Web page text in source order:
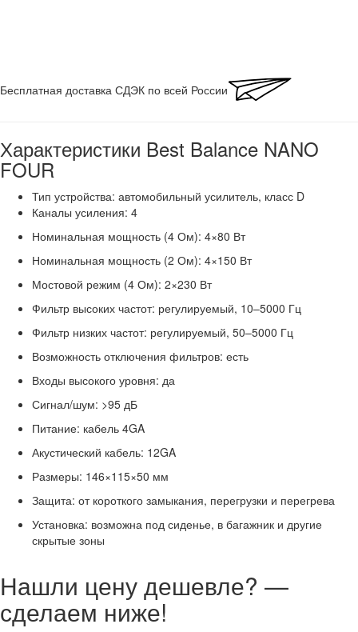
Бесплатная доставка СДЭК по всей России
Характеристики Best Balance NANO
FOUR
Тип устройства: автомобильный усилитель, класс D
Каналы усиления: 4
Номинальная мощность (4 Ом): 4×80 Вт
Номинальная мощность (2 Ом): 4×150 Вт
Мостовой режим (4 Ом): 2×230 Вт
Фильтр высоких частот: регулируемый, 10–5000 Гц
Фильтр низких частот: регулируемый, 50–5000 Гц
Возможность отключения фильтров: есть
Входы высокого уровня: да
Сигнал/шум: >95 дБ
Питание: кабель 4GA
Акустический кабель: 12GA
Размеры: 146×115×50 мм
Защита: от короткого замыкания, перегрузки и перегрева
Установка: возможна под сиденье, в багажник и другие
скрытые зоны
Нашли цену дешевле? —
сделаем ниже!